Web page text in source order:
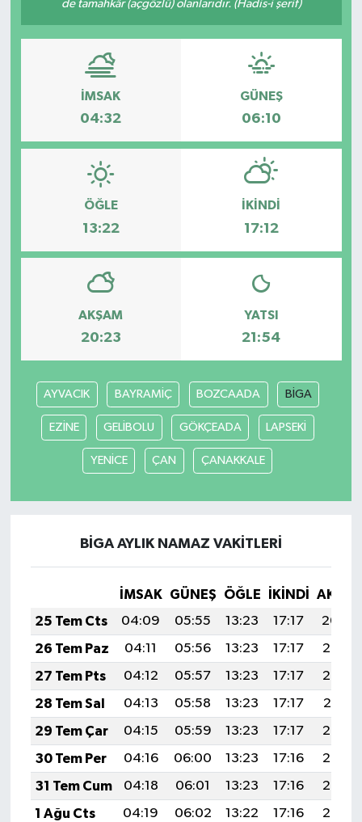
de tamahkâr (açgözlü) olanlarıdır. (Hadis-i şerif)
İMSAK
04:32
GÜNEŞ
06:10
ÖĞLE
13:22
İKINDI
17:12
AKŞAM
20:23
YATSI
21:54
AYVACIK BAYRAMİÇ BOZCAADA BİGA
EZİNE GELİBOLU GÖKÇEADA LAPSEKİ
YENİCE ÇAN ÇANAKKALE
BİGA AYLIK NAMAZ VAKITLERI
İMSAK GÜNEŞ ÖĞLE İKINDI
25 Tem Cts
04:09 05:55 13:23 17:17
20:40
26 Tem Paz
04:11 05:56 13:23 17:17
20:39
27 Tem Pts
04:12 05:57 13:23 17:17
20:38
28 Tem Sal
04:13 05:58 13:23 17:17
20:37
29 Tem Çar
04:15 05:59 13:23 17:17
20:36
30 Tem Per
04:16 06:00 13:23 17:16
20:35
31 Tem Cum
04:18 06:01 13:23 17:16
20:34
1 Ağu Cts
04:19 06:02 13:22 17:16
20:33